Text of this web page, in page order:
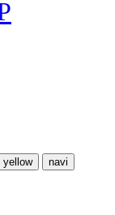
yellow
navi